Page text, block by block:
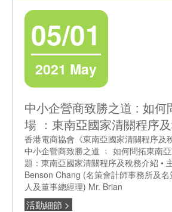
05/01
2021 May
中小企營商致勝之道 : 如何
場 ：東南亞國家清關程序
香港電商協會《東南亞國家清關程序及
中小企營商致勝之道 ﹔ 如何問拓東南
題：東南亞國家清關程序及稅務介紹 •
Benson Chang (名策會計師事務所及
人及董事總經理) Mr. Brian
活動細節 >